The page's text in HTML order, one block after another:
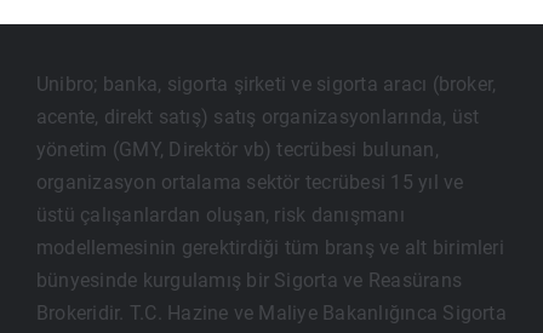
Unibro; banka, sigorta şirketi ve sigorta aracı (broker,
acente, direkt satış) satış organizasyonlarında, üst
yönetim (GMY, Direktör vb) tecrübesi bulunan,
organizasyon ortalama sektör tecrübesi 15 yıl ve
üstü çalışanlardan oluşan, risk danışmanı
modellemesinin gerektirdiği tüm branş ve alt birimleri
bünyesinde kurgulamış bir Sigorta ve Reasürans
Brokeridir. T.C. Hazine ve Maliye Bakanlığınca Sigorta